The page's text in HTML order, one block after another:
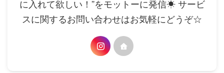
に入れて欲しい！”をモットーに発信☀ サービ
スに関するお問い合わせはお気軽にどうぞ☆